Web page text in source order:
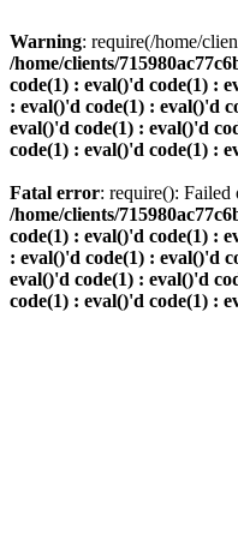
Warning: require(/home/
/home/clients/
code(1) : eval()'d code(1) :
: eval()'d code(1) : eval()'d
eval()'d code(1) : eval()'d
code(1) : eval()'d code(1) :
Fatal error: require(): Failed
/home/clients/
code(1) : eval()'d code(1) :
: eval()'d code(1) : eval()'d
eval()'d code(1) : eval()'d
code(1) : eval()'d code(1) :